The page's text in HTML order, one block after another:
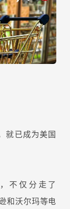
就已成为美国
不仅分走了
和沃尔玛等电